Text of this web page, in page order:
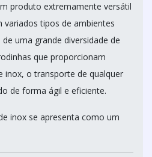
produto extremamente versátil
variados tipos de ambientes
uma grande diversidade de
que proporcionam
inox, o transporte de qualquer
de forma ágil e eficiente.
inox se apresenta como um